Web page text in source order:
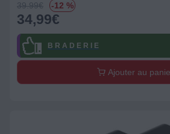
39.99€ -12 %
34,99€
B R A D E R I E
Ajouter au